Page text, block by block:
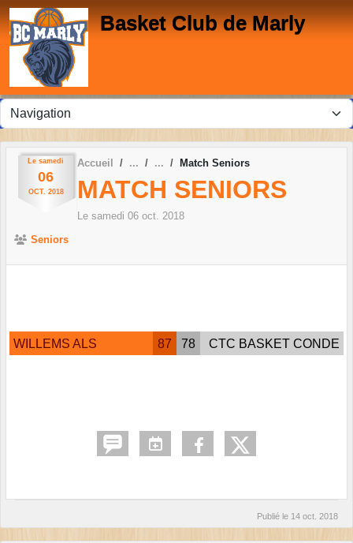
Basket Club de Marly
Le samedi
06
OCT. 2018
Accueil Match Seniors
MATCH SENIORS
Le samedi 06 oct. 2018
Seniors
WILLEMS ALS 87 78 CTC BASKET CONDE
Publié le 14 oct. 2018
Panneau de gestion des cookies